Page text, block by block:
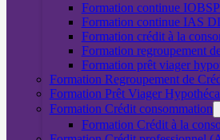
Formation continue
Formation continue IAS
Formation crédit à la
Formation regroupement
Formation prêt viager
Formation Regroupement de
Formation Prêt Viager
Formation Crédit consommation
Formation Crédit à la